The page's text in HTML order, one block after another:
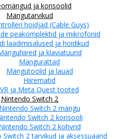
ja konsoolid
Mängutarvikud
hoidjad (Cable Guys)
peakomplektid ja mikrofonid
laadimisalused ja hoidikud
ja klaviatuurid
Mängurattad
Mängutoolid ja lauad
Hiirematid
VR ja Meta Quest tooted
Nintendo Switch 2
Nintendo Switch 2 mängu
Switch 2 konsooli
Switch 2 kohvrid
Switch 2 tarvikud ja aksessuaarid